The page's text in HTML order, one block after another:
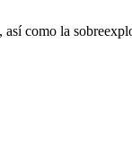
como la